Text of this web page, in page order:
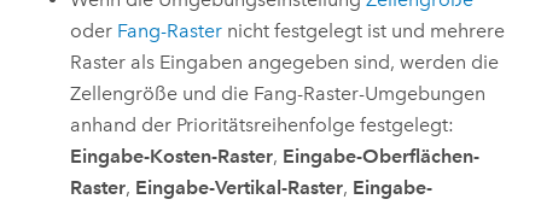
oder Fang-Raster nicht festgelegt ist und mehrere
Raster als Eingaben angegeben sind, werden die
Zellengröße und die Fang-Raster-Umgebungen
anhand der Prioritätsreihenfolge festgelegt:
Eingabe-Kosten-Raster, Eingabe-Oberflächen-
Raster, Eingabe-Vertikal-Raster, Eingabe-